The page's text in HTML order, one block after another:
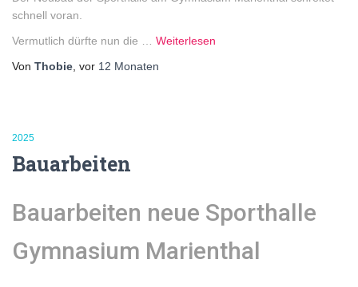
schnell voran.
Vermutlich dürfte nun die … Weiterlesen
Von Thobie , vor 12 Monaten
2025
Bauarbeiten
Bauarbeiten neue Sporthalle
Gymnasium Marienthal